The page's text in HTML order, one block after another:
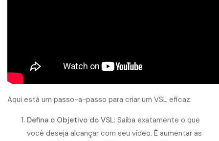
Aqui está um passo-a-passo para criar um VSL eficaz:
Defina o Objetivo do VSL: Saiba exatamente o que
você deseja alcançar com seu vídeo. É aumentar as